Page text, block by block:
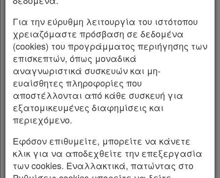
Κύρωση της Συμφωνίας μεταξύ του
Υπουργείου Εθνικής Άμυνας της Ελληνικής
Δημοκρατίας και του Υπουργείου Εθνικής
Άμυνας της Ρουμανίας για την αμυντική
συνεργασία.
Ο ΠΡΟΕΔΡΟΣ ΤΗΣ ΕΛΛΗΝΙΚΗΣ ΔΗΜΟΚΡΑΤΙΑΣ
Εκδίδομε τον ακόλουθο νόμο που ψήφισε η
Βουλή:
Κύρωση Συμφωνίας Άρθρο 1 Σκοπός Άρθρο 2
Ορισμοί Άρθρο 3 Αντικείμενο της Συμφωνίας
Άρθρο 4 Διευθετήσεις για τη συνεργασία και
Για την εύρυθμη λειτουργία του ιστότοπου
χρειαζόμαστε πρόσβαση σε δεδομένα
(cookies) του προγράμματος περιήγησης των
επισκεπτών, όπως μοναδικά
αναγνωριστικά συσκευών και μη-
ευαίσθητες πληροφορίες που
αποστέλλονται από κάθε συσκευή για
εξατομικευμένες διαφημίσεις και
περιεχόμενο.
Εφόσον επιθυμείτε, μπορείτε να κάνετε
κλικ για να αποδεχθείτε την επεξεργασία
των cookies. Εναλλακτικά, πατώντας στο